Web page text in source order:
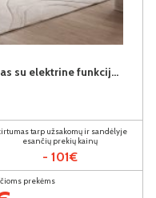
GIOVANNI-S (I gr.) minkštas kampas su elektrine funkcija (Aphrodite-21) D
tarp užsakomų ir sandėlyje
esančių prekių kainų
- 101€
prekėms